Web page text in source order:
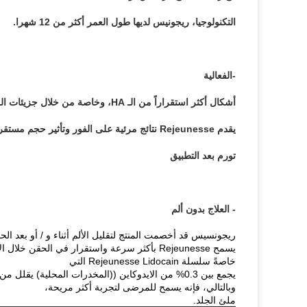
التكنولوجيا، ريجونيس لديها طول العمر أكثر من 12 شهرا.
-الفعالية
أشكال أكثر استقراراً من الـ HA، وخاصة من خلال جزيئات الـ HA المرتبطة بالصلة الراسخة بنسبة 100٪.
يقدم Rejeunesse نتائج مرئية على الفور وتأثير حجم مستقر مع الحد الأدنى
تورم بعد التطبيق
- العلاج بدون ألم
ريجونسيس قد أخصمت المنتج لتقليل الألم أثناء و / أو بعد
يسمح Rejeunesse بأكثر سرعة واستقرار في الحقن خلال الإجراء
خاصةً سلسلة Rejeunesse Lidocain التي
يجمع بين 0.3% من الايدوكاين ((المخدرات المحلية) يقلل من ألم الحقن أثناء العملية.
وبالتالي، فإنه يسمح للمرضى لتجربة أكثر مريحة،
ملئ الجلد.